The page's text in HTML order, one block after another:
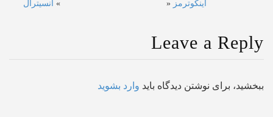
آنسیترال اینکوترمز«
Leave a
برای نوشتن دیدگاه باید وارد بشوید